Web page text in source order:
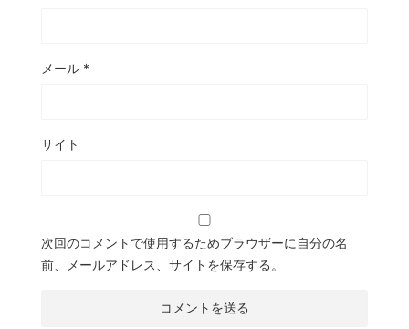
メール *
サイト
次回のコメントで使用するためブラウザーに自分の名
前、メールアドレス、サイトを保存する。